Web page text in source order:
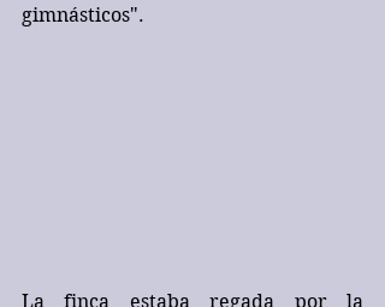
gimnásticos".
La finca estaba regada por la